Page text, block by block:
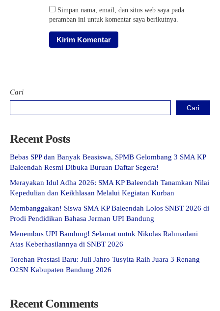
Simpan nama, email, dan situs web saya pada
peramban ini untuk komentar saya berikutnya.
Cari
Cari
Recent Posts
Bebas SPP dan Banyak Beasiswa, SPMB Gelombang 3 SMA KP
Baleendah Resmi Dibuka Buruan Daftar Segera!
Merayakan Idul Adha 2026: SMA KP Baleendah Tanamkan Nilai
Kepedulian dan Keikhlasan Melalui Kegiatan Kurban
Membanggakan! Siswa SMA KP Baleendah Lolos SNBT 2026 di
Prodi Pendidikan Bahasa Jerman UPI Bandung
Menembus UPI Bandung! Selamat untuk Nikolas Rahmadani
Atas Keberhasilannya di SNBT 2026
Torehan Prestasi Baru: Juli Jahro Tusyita Raih Juara 3 Renang
O2SN Kabupaten Bandung 2026
Recent Comments